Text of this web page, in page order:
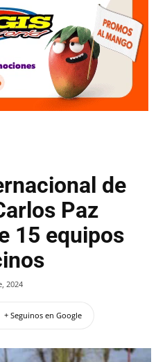
de
Paz
15 equipos
2024
+ Seguinos en Google